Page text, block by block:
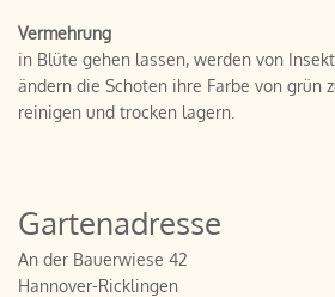
Vermehrung
in Blüte gehen lassen, werden von
ändern die Schoten ihre Farbe von grün
reinigen und trocken lagern.
Gartenadresse
An der Bauerwiese 42
Hannover-Ricklingen